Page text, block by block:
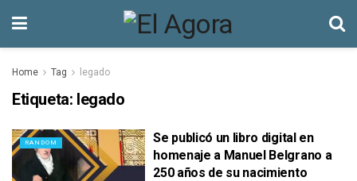
Home Tag legado
Etiqueta: legado
RANDOM
Se publicó un libro digital en
homenaje a Manuel Belgrano a
250 años de su nacimiento